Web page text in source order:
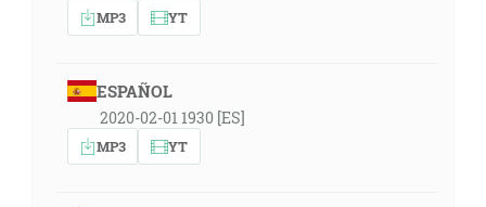
MP3 YT
ESPAÑOL
2020-02-01 1930 [ES]
MP3 YT